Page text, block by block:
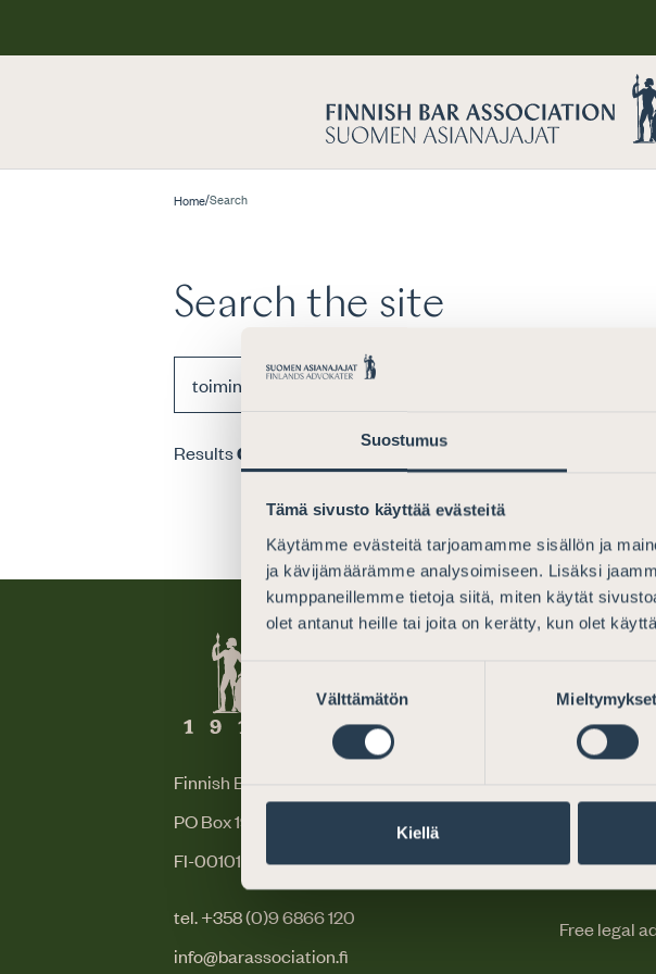
Suostumus
Tämä sivusto käyttää evästeitä
Käytämme evästeitä tarjoamamme sisällön ja
ja kävijämäärämme analysoimiseen. Lisäksi
kumppaneillemme tietoja siitä, miten käytät
olet antanut heille tai joita on kerätty, kun olet
Suostumuksen
Välttämätön Mieltymykset
Kiellä
Home/Search
Search the site
Results0 pcs for search term“toimintakertomus” Try a
Finnish Bar Association
PO Box 194 (Mikonkatu 25)
FI-00101 Helsinki, Finland
tel. +358 (0)9 6866 120
info@barassociation.fi
Why
Free legal